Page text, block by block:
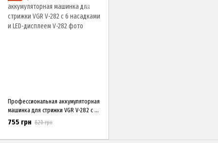
Профессиональная аккумуляторная
машинка для стрижки VGR V-282 с 6
насадками и LED-дисплеем
755 грн 820 грн